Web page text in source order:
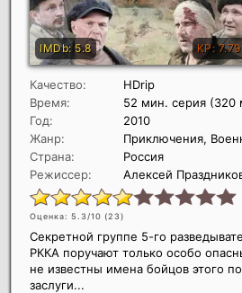
Качество:
HDrip
Время:
52 мин. серия (320
Год:
2010
Жанр:
Приключения,
Страна:
Россия
Режиссер:
Алексей
Оценка: 5.3/10 (23)
Секретной группе 5-го
РККА поручают только особо
не известны имена бойцов этого
заслуги...